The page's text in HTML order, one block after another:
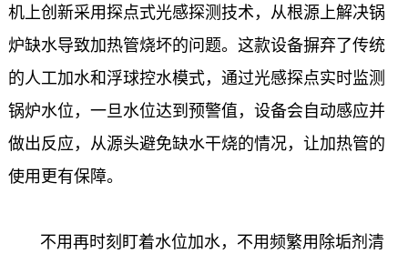
机上创新采用探点式光感探测技术，从根源上解决锅
炉缺水导致加热管烧坏的问题。这款设备摒弃了传统
的人工加水和浮球控水模式，通过光感探点实时监测
锅炉水位，一旦水位达到预警值，设备会自动感应并
做出反应，从源头避免缺水干烧的情况，让加热管的
使用更有保障。
不用再时刻盯着水位加水，不用频繁用除垢剂清